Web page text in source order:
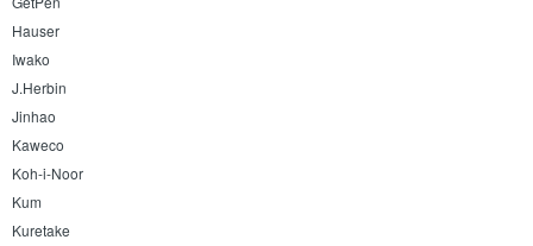
Hauser
Iwako
J.Herbin
Jinhao
Kaweco
Koh-i-Noor
Kum
Kuretake